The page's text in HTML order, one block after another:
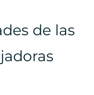
de las